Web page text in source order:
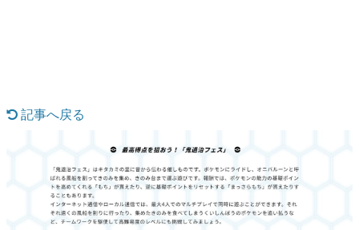
カテゴリ
マンガ
女性向け
記事へ戻る